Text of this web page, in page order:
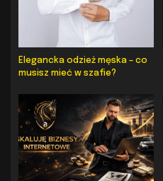
Elegancka odzież męska – co
musisz mieć w szafie?